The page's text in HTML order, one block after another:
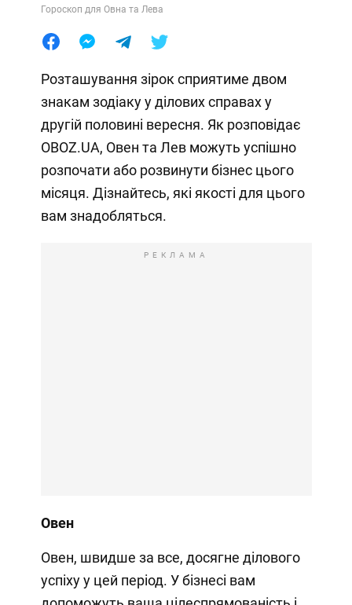
Гороскоп для Овна та Лева
Розташування зірок сприятиме двом
знакам зодіаку у ділових справах у
другій половині вересня. Як розповідає
OBOZ.UA, Овен та Лев можуть успішно
розпочати або розвинути бізнес цього
місяця. Дізнайтесь, які якості для цього
вам знадобляться.
РЕКЛАМА
Овен
Овен, швидше за все, досягне ділового
успіху у цей період. У бізнесі вам